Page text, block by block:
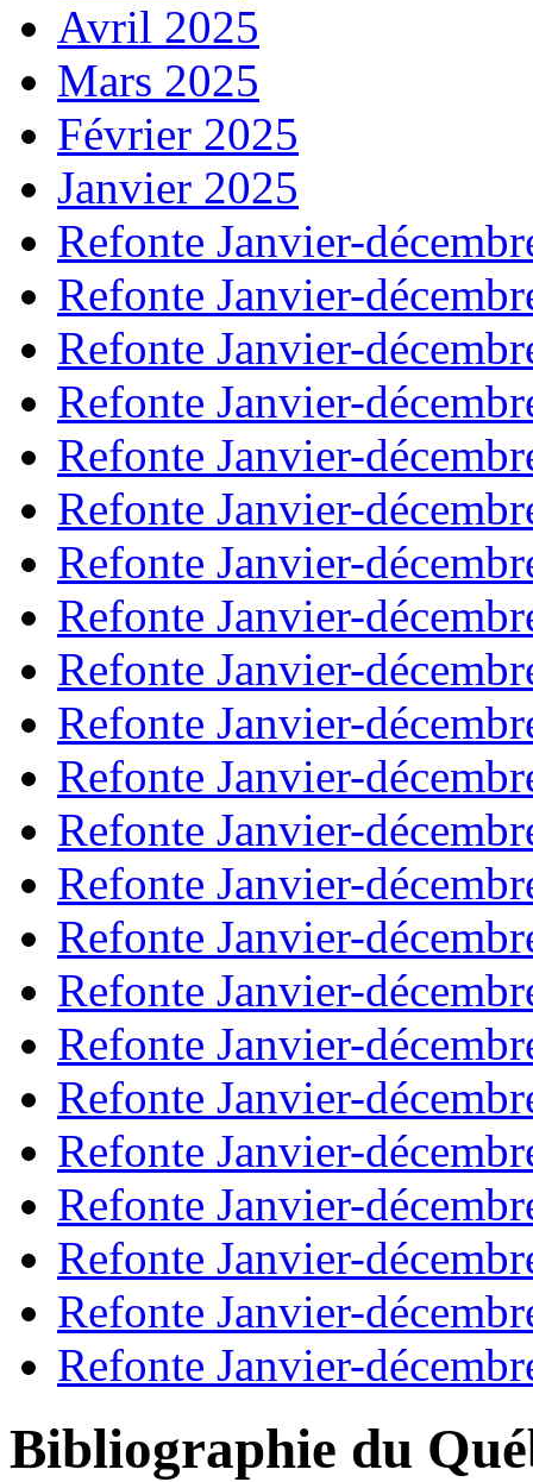
Avril 2025
Mars 2025
Février 2025
Janvier 2025
Refonte Janvier-
Refonte Janvier-
Refonte Janvier-
Refonte Janvier-
Refonte Janvier-
Refonte Janvier-
Refonte Janvier-
Refonte Janvier-
Refonte Janvier-
Refonte Janvier-
Refonte Janvier-
Refonte Janvier-
Refonte Janvier-
Refonte Janvier-
Refonte Janvier-
Refonte Janvier-
Refonte Janvier-
Refonte Janvier-
Refonte Janvier-
Refonte Janvier-
Refonte Janvier-
Refonte Janvier-
Bibliographie du